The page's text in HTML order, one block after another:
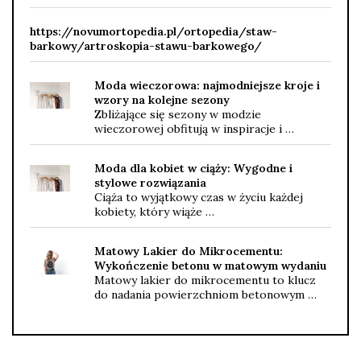
https://novumortopedia.pl/ortopedia/staw-
barkowy/artroskopia-stawu-barkowego/
Moda wieczorowa: najmodniejsze kroje i
wzory na kolejne sezony
Zbliżające się sezony w modzie
wieczorowej obfitują w inspiracje i …
Moda dla kobiet w ciąży: Wygodne i
stylowe rozwiązania
Ciąża to wyjątkowy czas w życiu każdej
kobiety, który wiąże …
Matowy Lakier do Mikrocementu:
Wykończenie betonu w matowym wydaniu
Matowy lakier do mikrocementu to klucz
do nadania powierzchniom betonowym …